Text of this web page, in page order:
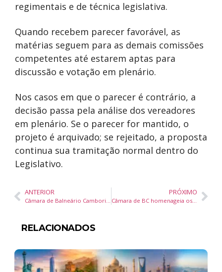
regimentais e de técnica legislativa.
Quando recebem parecer favorável, as
matérias seguem para as demais comissões
competentes até estarem aptas para
discussão e votação em plenário.
Nos casos em que o parecer é contrário, a
decisão passa pela análise dos vereadores
em plenário. Se o parecer for mantido, o
projeto é arquivado; se rejeitado, a proposta
continua sua tramitação normal dentro do
Legislativo.
ANTERIOR
Câmara de Balneário Camboriú aprova cinco projetos com foco em esporte, limpeza pública, comércio ambulante, mobilidade urbana e saúde
PRÓXIMO
Câmara de BC homenageia os 54 anos da Assembleia de Deus com sessão solene e reconhecimento a líderes religiosos
RELACIONADOS